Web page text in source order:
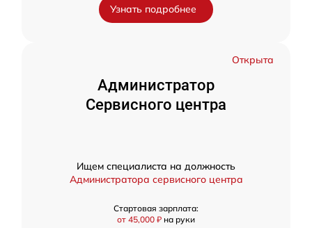
Узнать подробнее
Открыта
Администратор
Сервисного центра
Ищем специалиста на должность
Администратора сервисного центра
Стартовая зарплата:
от 45,000 ₽ на руки